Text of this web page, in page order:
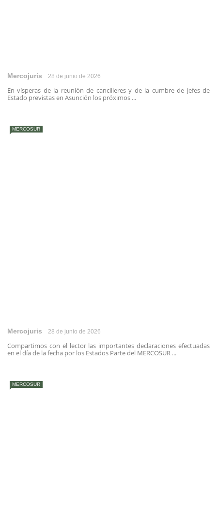
Mercojuris 28 de junio de 2026
En vísperas de la reunión de cancilleres y de la cumbre de jefes de
Estado previstas en Asunción los próximos ...
MERCOSUR
Mercojuris 28 de junio de 2026
Compartimos con el lector las importantes declaraciones efectuadas
en el día de la fecha por los Estados Parte del MERCOSUR ...
MERCOSUR